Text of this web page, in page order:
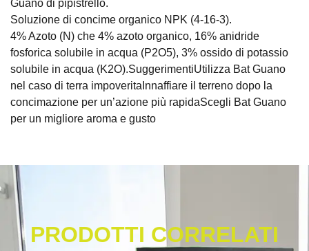
Guano di pipistrello.
Soluzione di concime organico NPK (4-16-3).
4% Azoto (N) che 4% azoto organico, 16% anidride
fosforica solubile in acqua (P2O5), 3% ossido di potassio
solubile in acqua (K2O).SuggerimentiUtilizza Bat Guano
nel caso di terra impoveritaInnaffiare il terreno dopo la
concimazione per un’azione più rapidaScegli Bat Guano
per un migliore aroma e gusto
PRODOTTI CORRELATI